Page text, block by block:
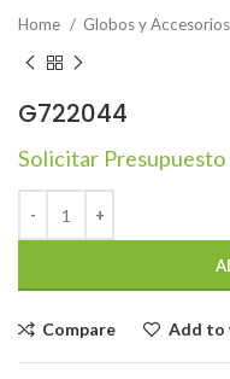
Home Globos y Accesorios
G722044
Solicitar Presupuesto
Compare Add to